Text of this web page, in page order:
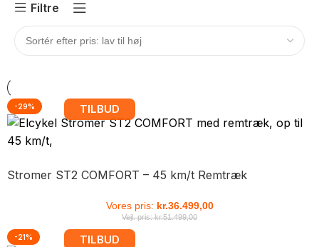
Filtre
-29% TILBUD
Stromer ST2 COMFORT – 45 km/t Remtræk
Vejl. pris: kr.51.499,00
Vores pris: kr.36.499,00
-21% TILBUD